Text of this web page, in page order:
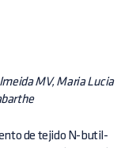
MV, Maria Lucia
de tejido N-butil-